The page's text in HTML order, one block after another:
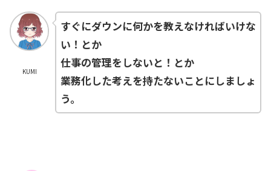
KUMI
すぐにダウンに何かを教えなければいけな
い！とか
仕事の管理をしないと！とか
業務化した考えを持たないことにしましょ
う。